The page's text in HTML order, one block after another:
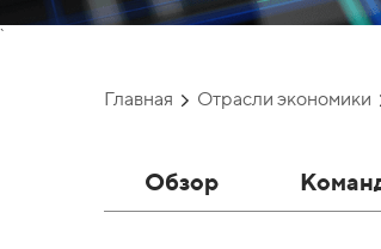
`
Главная Отрасли экономики
Обзор